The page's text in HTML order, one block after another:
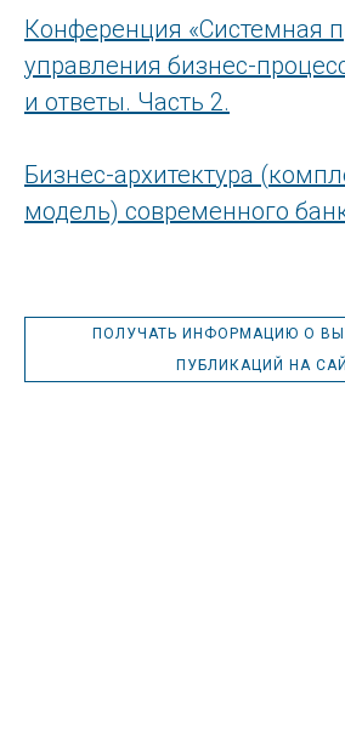
Конференция «Системная
управления бизнес-
и ответы. Часть 2.
Бизнес-архитектура
модель) современного